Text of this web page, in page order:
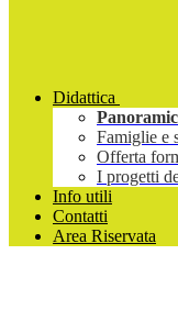
Didattica
Famiglie e
Offerta
I progetti
Info utili
Contatti
Area Riservata